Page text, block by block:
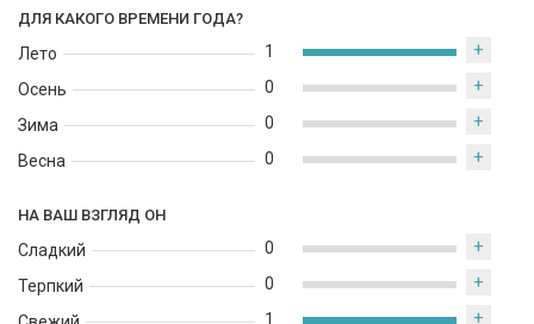
ДЛЯ КАКОГО ВРЕМЕНИ ГОДА?
Лето
Осень
Зима
Весна
1 +
0 +
0 +
0 +
НА ВАШ ВЗГЛЯД ОН
Сладкий
Терпкий
0 +
0 +
1 +